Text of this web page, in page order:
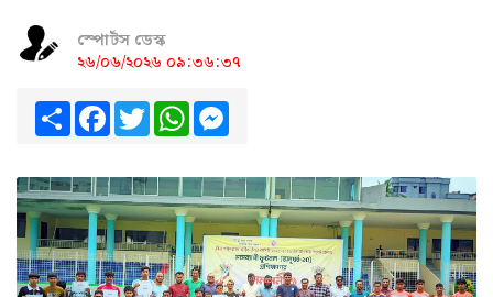
স্পোর্টস ডেস্ক
২৬/০৬/২০২৬ ০৯:৩৬:৩৭
ShareFacebook
TwitterWhatsApp